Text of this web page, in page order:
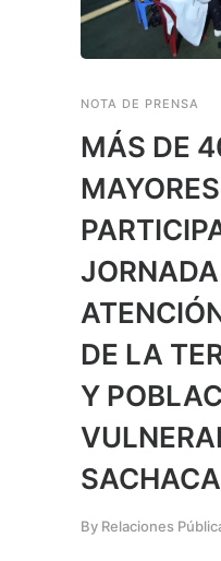
NOTA DE PRENSA
MÁS DE
MAYORES
DE LA
Y
SACHACA
By Relaciones